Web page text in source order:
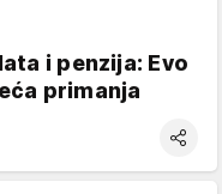
i penzija: Evo
primanja